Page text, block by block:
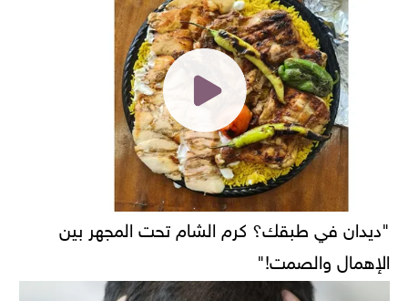
"ديدان في طبقك؟ كرم الشام تحت المجهر بين
الإهمال والصمت!"